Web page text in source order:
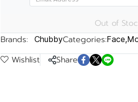
Out of
Brands:
ChubbyCategories:Face,
Wishlist Share